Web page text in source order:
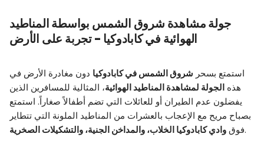
جولة مشاهدة شروق الشمس بواسطة المناطيد
الهوائية في كابادوكيا - تجربة على الأرض
استمتع بسحر شروق الشمس في كابادوكيا دون مغادرة الأرض في
هذه الجولة لمشاهدة المناطيد الهوائية، المثالية للمسافرين الذين
يفضلون عدم الطيران أو للعائلات التي تضم أطفالاً صغاراً. استمتع
بصباح مريح مع الإعجاب بالعشرات من المناطيد الملونة التي تتطاير
فوق وادي كابادوكيا الخلاب، والمداخن الجنية، والتشكيلات الصخرية .